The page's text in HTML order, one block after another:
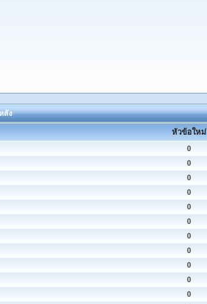
ลัง
หัวข้อใหม่
0
0
0
0
0
0
0
0
0
0
0